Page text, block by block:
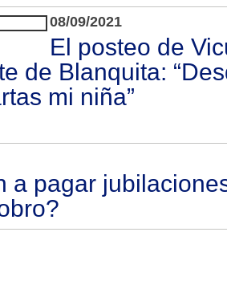
08/09/2021
El posteo de
de Blanquita:
mi niña”
a pagar